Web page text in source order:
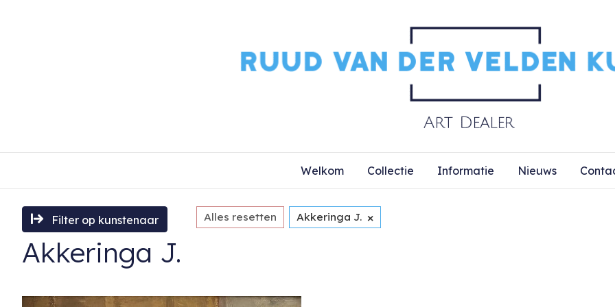
Welkom Collectie Informatie Nieuws
Filter op kunstenaar Alles resetten Akkeringa J. ×
Akkeringa J.